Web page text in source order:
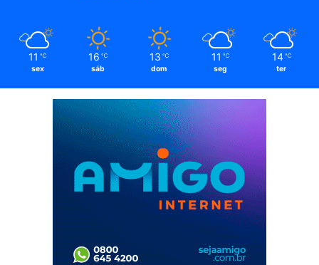
11 ℃
sex
16 ℃
sáb
13 ℃
dom
11 ℃
seg
14 ℃
ter